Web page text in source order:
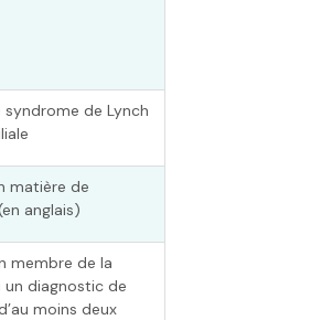
syndrome de Lynch
matière de
anglais)
membre de la
diagnostic de
moins deux